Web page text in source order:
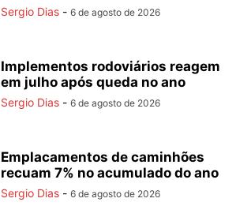
Sergio Dias - 6 de agosto de 2026
Implementos rodoviários reagem
em julho após queda no ano
Sergio Dias - 6 de agosto de 2026
Emplacamentos de caminhões
recuam 7% no acumulado do ano
Sergio Dias - 6 de agosto de 2026